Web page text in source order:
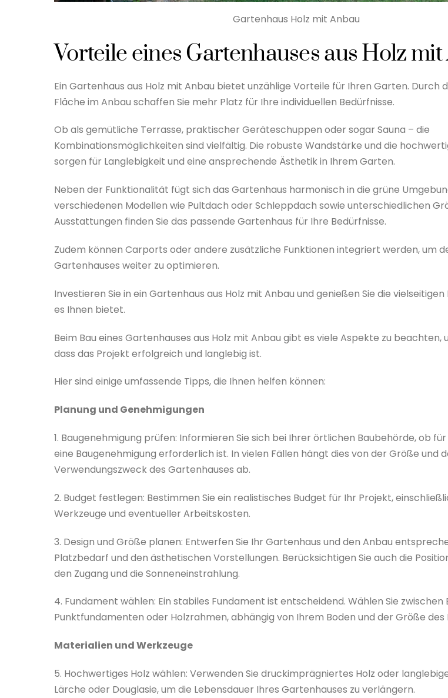
Gartenhaus Holz mit Anbau
Vorteile eines Gartenhauses aus Holz
Ein Gartenhaus aus Holz mit Anbau bietet unzählige Vorteile für Ihren Garten. Durch
Fläche im Anbau schaffen Sie mehr Platz für Ihre individuellen Bedürfnisse.
Ob als gemütliche Terrasse, praktischer Geräteschuppen oder sogar Sauna – die
Kombinationsmöglichkeiten sind vielfältig. Die robuste Wandstärke und die
sorgen für Langlebigkeit und eine ansprechende Ästhetik in Ihrem Garten.
Neben der Funktionalität fügt sich das Gartenhaus harmonisch in die grüne
verschiedenen Modellen wie Pultdach oder Schleppdach sowie unterschiedlichen
Ausstattungen finden Sie das passende Gartenhaus für Ihre Bedürfnisse.
Zudem können Carports oder andere zusätzliche Funktionen integriert werden, um
Gartenhauses weiter zu optimieren.
Investieren Sie in ein Gartenhaus aus Holz mit Anbau und genießen Sie die
es Ihnen bietet.
Beim Bau eines Gartenhauses aus Holz mit Anbau gibt es viele Aspekte zu beachten,
dass das Projekt erfolgreich und langlebig ist.
Hier sind einige umfassende Tipps, die Ihnen helfen können:
Planung und Genehmigungen
1. Baugenehmigung prüfen: Informieren Sie sich bei Ihrer örtlichen Baubehörde, ob
eine Baugenehmigung erforderlich ist. In vielen Fällen hängt dies von der Größe und
Verwendungszweck des Gartenhauses ab.
2. Budget festlegen: Bestimmen Sie ein realistisches Budget für Ihr Projekt,
Werkzeuge und eventueller Arbeitskosten.
3. Design und Größe planen: Entwerfen Sie Ihr Gartenhaus und den Anbau
Platzbedarf und den ästhetischen Vorstellungen. Berücksichtigen Sie auch die
den Zugang und die Sonneneinstrahlung.
4. Fundament wählen: Ein stabiles Fundament ist entscheidend. Wählen Sie
Punktfundamenten oder Holzrahmen, abhängig von Ihrem Boden und der Größe des
Materialien und Werkzeuge
5. Hochwertiges Holz wählen: Verwenden Sie druckimprägniertes Holz oder
Lärche oder Douglasie, um die Lebensdauer Ihres Gartenhauses zu verlängern.